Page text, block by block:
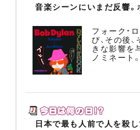
音楽シーンにいまだ反響。
フォーク・
び、その後
きな影響を
ノミネート
日本で最も人前で人を殺